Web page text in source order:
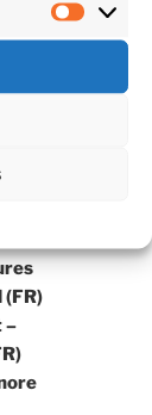
de Loire
(FR)
–